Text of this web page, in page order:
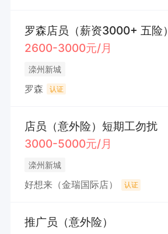
罗森店员（薪资3000+ 五险）
2600-3000元/月
滦州新城
罗森 认证
店员（意外险）短期工勿扰
3000-5000元/月
滦州新城
好想来（金瑞国际店） 认证
推广员（意外险）